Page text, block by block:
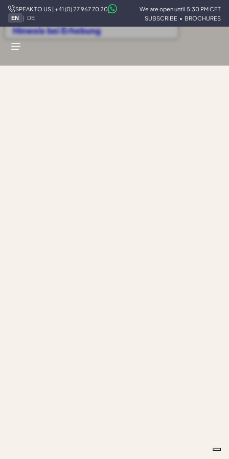
SPEAK TO US | +41 (0) 27 967 70 20 We are open until 5:30 PM CET
EN | DE SUBSCRIBE • BROCHURES
Hinweis bei Erhebung
Ihre Datenschutzeinstellungen